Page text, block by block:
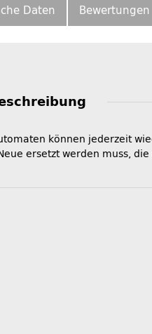
Daten Bewertungen
können jederzeit
ersetzt werden muss,